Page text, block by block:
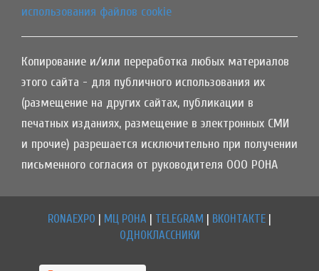
использования файлов cookie
Копирование и/или переработка любых материалов
этого сайта - для публичного использования их
(размещение на других сайтах, публикации в
печатных изданиях, размещение в электронных СМИ
и прочие) разрешается исключительно при получении
письменного согласия от руководителя ООО РОНА
RONAEXPO | МЦ РОНА | TELEGRAM | ВКОНТАКТЕ |
ОДНОКЛАССНИКИ